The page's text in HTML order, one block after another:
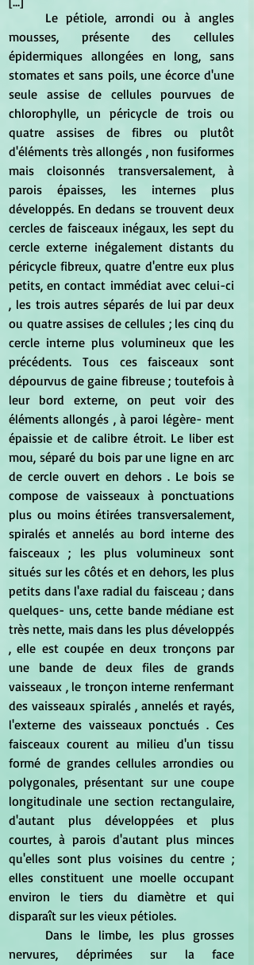
mousses, présente des cellules
épidermiques allongées en long, sans
stomates et sans poils, une écorce d'une
seule assise de cellules pourvues de
chlorophylle, un péricycle de trois ou
quatre assises de fibres ou plutôt
d'éléments très allongés , non fusiformes
mais cloisonnés transversalement, à
parois épaisses, les internes plus
développés. En dedans se trouvent deux
cercles de faisceaux inégaux, les sept du
cercle externe inégalement distants du
péricycle fibreux, quatre d'entre eux plus
petits, en contact immédiat avec celui-ci
, les trois autres séparés de lui par deux
ou quatre assises de cellules ; les cinq du
cercle interne plus volumineux que les
précédents. Tous ces faisceaux sont
dépourvus de gaine fibreuse ; toutefois à
leur bord externe, on peut voir des
éléments allongés , à paroi légère- ment
épaissie et de calibre étroit. Le liber est
mou, séparé du bois par une ligne en arc
de cercle ouvert en dehors . Le bois se
compose de vaisseaux à ponctuations
plus ou moins étirées transversalement,
spiralés et annelés au bord interne des
faisceaux ; les plus volumineux sont
situés sur les côtés et en dehors, les plus
petits dans l'axe radial du faisceau ; dans
quelques- uns, cette bande médiane est
très nette, mais dans les plus développés
, elle est coupée en deux tronçons par
une bande de deux files de grands
vaisseaux , le tronçon interne renfermant
des vaisseaux spiralés , annelés et rayés,
l'externe des vaisseaux ponctués . Ces
faisceaux courent au milieu d'un tissu
formé de grandes cellules arrondies ou
polygonales, présentant sur une coupe
longitudinale une section rectangulaire,
d'autant plus développées et plus
courtes, à parois d'autant plus minces
qu'elles sont plus voisines du centre ;
elles constituent une moelle occupant
environ le tiers du diamètre et qui
disparaît sur les vieux pétioles.
nervures, déprimées sur la face